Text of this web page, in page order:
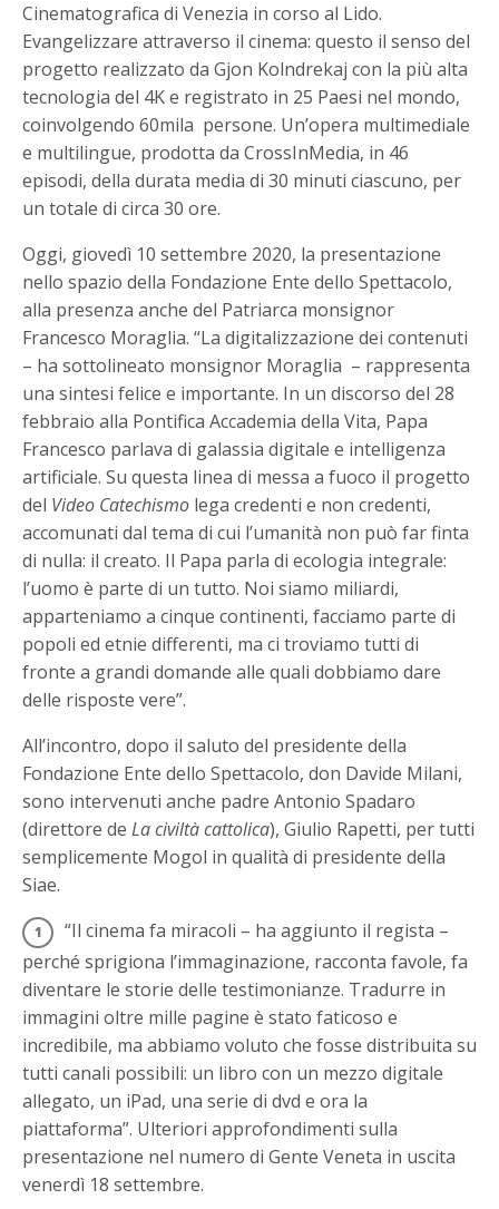
Cinematografica di Venezia in corso al Lido.
Evangelizzare attraverso il cinema: questo il senso del
progetto realizzato da Gjon Kolndrekaj con la più alta
tecnologia del 4K e registrato in 25 Paesi nel mondo,
coinvolgendo 60mila persone. Un’opera multimediale
e multilingue, prodotta da CrossInMedia, in 46
episodi, della durata media di 30 minuti ciascuno, per
un totale di circa 30 ore.
Oggi, giovedì 10 settembre 2020, la presentazione
nello spazio della Fondazione Ente dello Spettacolo,
alla presenza anche del Patriarca monsignor
Francesco Moraglia. “La digitalizzazione dei contenuti
– ha sottolineato monsignor Moraglia – rappresenta
una sintesi felice e importante. In un discorso del 28
febbraio alla Pontifica Accademia della Vita, Papa
Francesco parlava di galassia digitale e intelligenza
artificiale. Su questa linea di messa a fuoco il progetto
del Video Catechismo lega credenti e non credenti,
accomunati dal tema di cui l’umanità non può far finta
di nulla: il creato. Il Papa parla di ecologia integrale:
l’uomo è parte di un tutto. Noi siamo miliardi,
apparteniamo a cinque continenti, facciamo parte di
popoli ed etnie differenti, ma ci troviamo tutti di
fronte a grandi domande alle quali dobbiamo dare
delle risposte vere”.
All’incontro, dopo il saluto del presidente della
Fondazione Ente dello Spettacolo, don Davide Milani,
sono intervenuti anche padre Antonio Spadaro
(direttore deLa civiltà cattolica), Giulio Rapetti, per tutti
semplicemente Mogol in qualità di presidente della
Siae.
“Il cinema fa miracoli – ha aggiunto il regista –
perché sprigiona l’immaginazione, racconta favole, fa
diventare le storie delle testimonianze. Tradurre in
immagini oltre mille pagine è stato faticoso e
incredibile, ma abbiamo voluto che fosse distribuita su
tutti canali possibili: un libro con un mezzo digitale
allegato, un iPad, una serie di dvd e ora la
piattaforma”. Ulteriori approfondimenti sulla
presentazione nel numero di Gente Veneta in uscita
venerdì 18 settembre.